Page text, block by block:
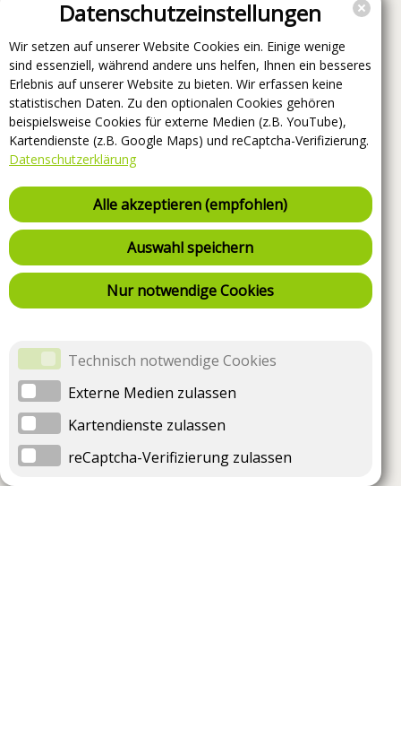
Datenschutzeinstellungen
Wir setzen auf unserer Website Cookies ein. Einige wenige
sind essenziell, während andere uns helfen, Ihnen ein besseres
Erlebnis auf unserer Website zu bieten. Wir erfassen keine
statistischen Daten. Zu den optionalen Cookies gehören
beispielsweise Cookies für externe Medien (z.B. YouTube),
Kartendienste (z.B. Google Maps) und reCaptcha-Verifizierung.
Datenschutzerklärung
Alle akzeptieren (empfohlen)
Auswahl speichern
Nur notwendige Cookies
Technisch notwendige Cookies
Externe Medien zulassen
Kartendienste zulassen
reCaptcha-Verifizierung zulassen